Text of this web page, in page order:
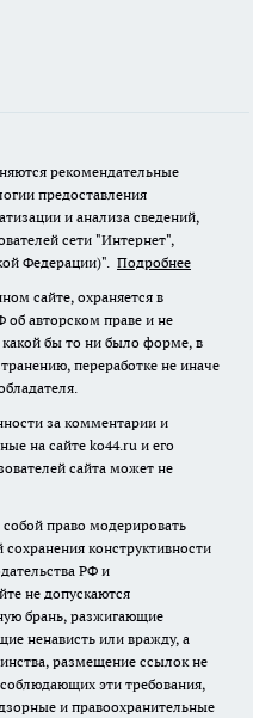
рекомендательные
предоставления
и анализа сведений,
сети "Интернет",
Федерации)". Подробнее
сайте, охраняется в
об авторском праве и не
бы то ни было форме, в
переработке не иначе
за комментарии и
на сайте ko44.ru и его
сайта может не
право модерировать
конструктивности
РФ и
не допускаются
брань, разжигающие
ненависть или вражду, а
размещение ссылок не
эти требования,
и правоохранительные